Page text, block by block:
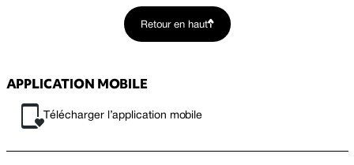
Retour en haut
APPLICATION MOBILE
Télécharger l’application mobile